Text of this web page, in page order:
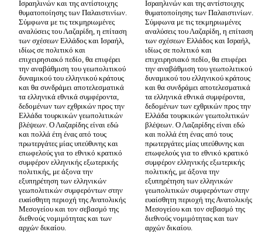
Ισραηλινών και της αντίστοιχης
θυματοποίησης των Παλαιστινίων.
Σύμφωνα με τις τεκμηριωμένες
αναλύσεις του Λαζαρίδη, η επίταση
των σχέσεων Ελλάδος και Ισραήλ,
ιδίως σε πολιτικό και
επιχειρησιακό πεδίο, θα επιφέρει
την αναβάθμιση του γεωπολιτικού
δυναμικού του ελληνικού κράτους
και θα συνδράμει αποτελεσματικά
τα ελληνικά εθνικά συμφέροντα,
δεδομένων των εχθρικών προς την
Ελλάδα τουρκικών γεωπολιτικών
βλέψεων. Ο Λαζαρίδης είναι εδώ
και πολλά έτη ένας από τους
πρωτεργάτες μίας υπεύθυνης και
επωφελούς για το εθνικό κρατικό
συμφέρον ελληνικής εξωτερικής
πολιτικής, με άξονα την
εξυπηρέτηση των ελληνικών
γεωπολιτικών συμφερόντων στην
ευαίσθητη περιοχή της Ανατολικής
Μεσογείου και τον σεβασμό της
διεθνούς νομιμότητας και των
Ισραηλινών και της αντίστοιχης
θυματοποίησης των Παλαιστινίων.
Σύμφωνα με τις τεκμηριωμένες
αναλύσεις του Λαζαρίδη, η επίταση
των σχέσεων Ελλάδος και Ισραήλ,
ιδίως σε πολιτικό και
επιχειρησιακό πεδίο, θα επιφέρει
την αναβάθμιση του γεωπολιτικού
δυναμικού του ελληνικού κράτους
και θα συνδράμει αποτελεσματικά
τα ελληνικά εθνικά συμφέροντα,
δεδομένων των εχθρικών προς την
Ελλάδα τουρκικών γεωπολιτικών
βλέψεων. Ο Λαζαρίδης είναι εδώ
και πολλά έτη ένας από τους
πρωτεργάτες μίας υπεύθυνης και
επωφελούς για το εθνικό κρατικό
συμφέρον ελληνικής εξωτερικής
πολιτικής, με άξονα την
εξυπηρέτηση των ελληνικών
γεωπολιτικών συμφερόντων στην
ευαίσθητη περιοχή της Ανατολικής
Μεσογείου και τον σεβασμό της
διεθνούς νομιμότητας και των